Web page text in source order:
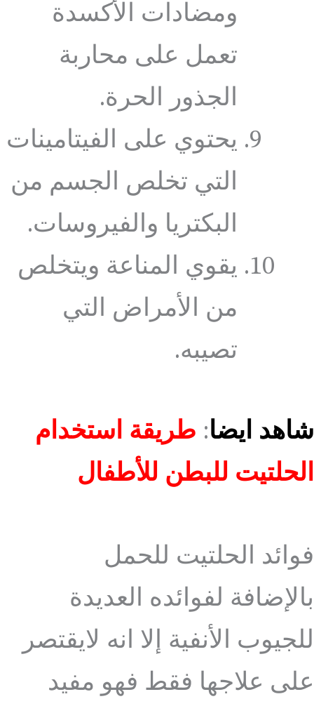
ومضادات الأكسدة
تعمل على محاربة
الجذور الحرة.
يحتوي على الفيتامينات
التي تخلص الجسم من
البكتريا والفيروسات.
يقوي المناعة ويتخلص
من الأمراض التي
تصيبه.
شاهد ايضا: طريقة استخدام
الحلتيت للبطن للأطفال
فوائد الحلتيت للحمل
بالإضافة لفوائده العديدة
للجيوب الأنفية إلا انه لايقتصر
على علاجها فقط فهو مفيد